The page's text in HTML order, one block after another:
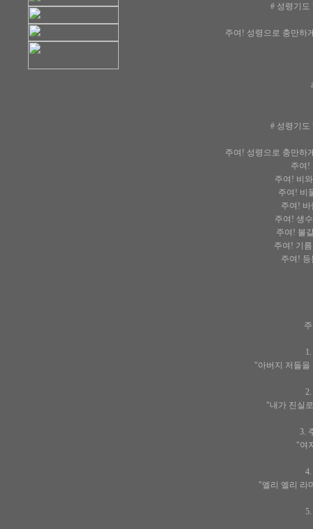
# 성령기도
주여! 성령으로 충만하
# 성령기도
주여! 성령으로 충만하
주여
주여! 비
주여! 비
주여!
주여! 생
주여! 불
주여! 기
주여!
"아버지 저들을
"내가 진실
3.
"여
"엘리 엘리 라